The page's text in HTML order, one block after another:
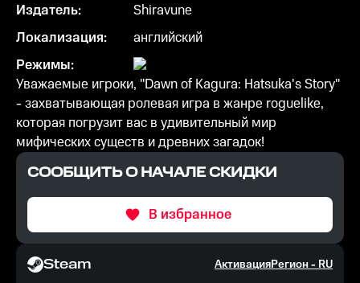
Издатель:
Shiravune
Локализация:
английский
Режимы:
Уважаемые игроки, "Dawn of Kagura: Hatsuka's Story"
- захватывающая ролевая игра в жанре roguelike,
которая погрузит вас в удивительный мир
мифических существ и древних загадок!
СООБЩИТЬ О НАЧАЛЕ СКИДКИ
В избранное
Steam АктивацияРегион -RU